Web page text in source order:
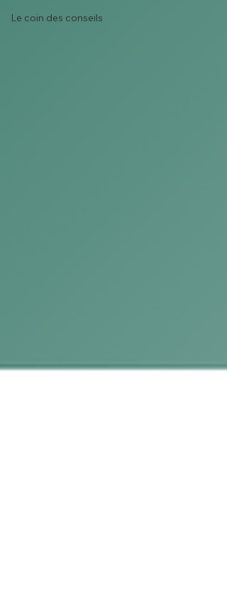
Le coin des conseils